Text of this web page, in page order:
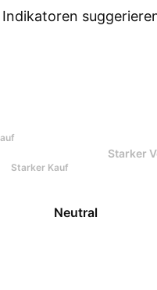
Indikatoren
Starker Kauf
Neutral
Starker